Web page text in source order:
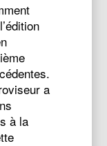
a
à la